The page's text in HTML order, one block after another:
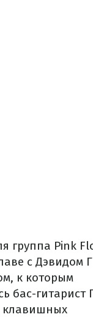
группа Pink
с Дэвидом
к которым
бас-гитарист
клавишных